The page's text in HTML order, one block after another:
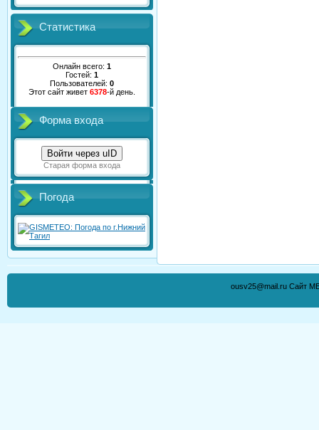
Статистика
Онлайн всего: 1
Гостей: 1
Пользователей: 0
Этот сайт живет 6378-й день.
Форма входа
Войти через uID
Старая форма входа
Погода
ousv25@mail.ru Сайт